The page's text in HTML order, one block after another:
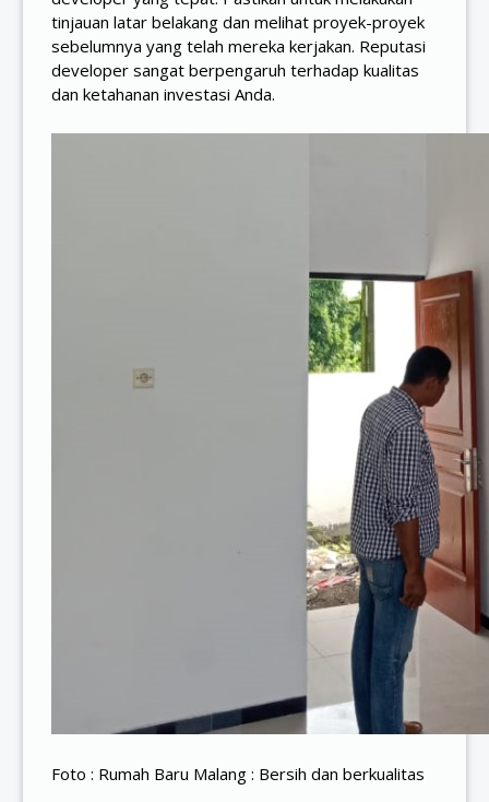
tinjauan latar belakang dan melihat proyek-proyek
sebelumnya yang telah mereka kerjakan. Reputasi
developer sangat berpengaruh terhadap kualitas
dan ketahanan investasi Anda.
Foto : Rumah Baru Malang : Bersih dan berkualitas